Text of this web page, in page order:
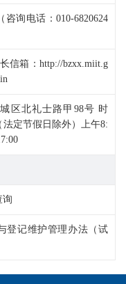
询电话：010-6820624
信箱：http://bzxx.miit.g
区北礼士路甲98号 时
定节假日除外）上午8:
询
登记维护管理办法（试